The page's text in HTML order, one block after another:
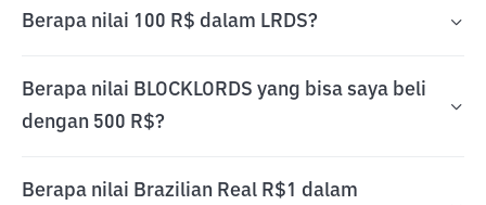
Berapa nilai 100 R$ dalam LRDS?
Berapa nilai BLOCKLORDS yang bisa saya beli
dengan 500 R$?
Berapa nilai Brazilian Real R$1 dalam